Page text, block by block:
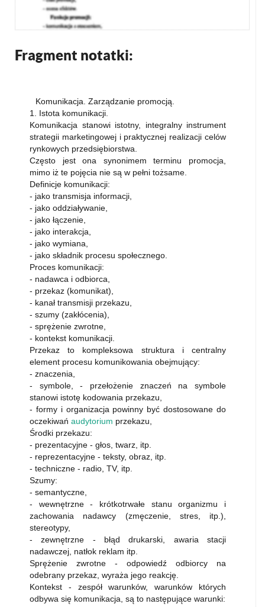
Fragment notatki:
Komunikacja. Zarządzanie promocją.
1. Istota komunikacji.
Komunikacja stanowi istotny, integralny instrument
strategii marketingowej i praktycznej realizacji celów
rynkowych przedsiębiorstwa.
Często jest ona synonimem terminu promocja,
mimo iż te pojęcia nie są w pełni tożsame.
Definicje komunikacji:
- jako transmisja informacji,
- jako oddziaływanie,
- jako łączenie,
- jako interakcja,
- jako wymiana,
- jako składnik procesu społecznego.
Proces komunikacji:
- nadawca i odbiorca,
- przekaz (komunikat),
- kanał transmisji przekazu,
- szumy (zakłócenia),
- sprężenie zwrotne,
- kontekst komunikacji.
Przekaz to kompleksowa struktura i centralny
element procesu komunikowania obejmujący:
- znaczenia,
- symbole, - przełożenie znaczeń na symbole
stanowi istotę kodowania przekazu,
- formy i organizacja powinny być dostosowane do
oczekiwań audytorium przekazu,
Środki przekazu:
- prezentacyjne - głos, twarz, itp.
- reprezentacyjne - teksty, obraz, itp.
- techniczne - radio, TV, itp.
Szumy:
- semantyczne,
- wewnętrzne - krótkotrwałe stanu organizmu i
zachowania nadawcy (zmęczenie, stres, itp.),
stereotypy,
- zewnętrzne - błąd drukarski, awaria stacji
nadawczej, natłok reklam itp.
Sprężenie zwrotne - odpowiedź odbiorcy na
odebrany przekaz, wyraża jego reakcję.
Kontekst - zespół warunków, warunków których
odbywa się komunikacja, są to następujące warunki: